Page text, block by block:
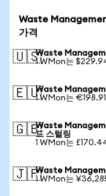
Waste
가격
🇺🇸Waste
1 WMon는
🇪🇺Waste
1 WMon는
🇬🇧Waste
드 스털링
1 WMon는
🇯🇵Waste
1 WMon는